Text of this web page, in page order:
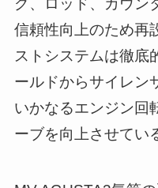
グ、ロッド、カウン
信頼性向上のため再
ストシステムは徹底
ールドからサイレン
いかなるエンジン回
ーブを向上させてい